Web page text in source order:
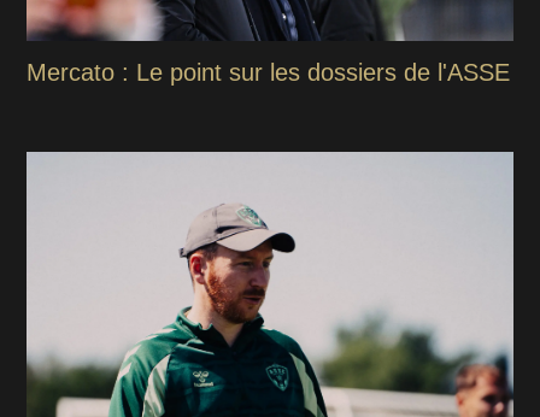
Mercato : Le point sur les dossiers de l'ASSE